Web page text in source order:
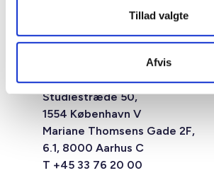
Tillad valgte
Afvis
Studiestræde 50,
1554 København V
Mariane Thomsens Gade 2F,
6.1, 8000 Aarhus C
T +45 33 76 20 00